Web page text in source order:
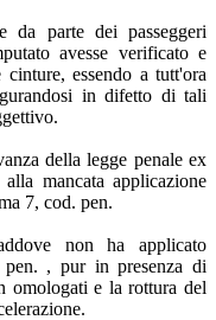
da parte dei passeggeri
avesse verificato e
cinture, essendo a tutt'ora
in difetto di tali
della legge penale ex
mancata applicazione
7, cod. pen.
non ha applicato
, pur in presenza di
omologati e la rottura del